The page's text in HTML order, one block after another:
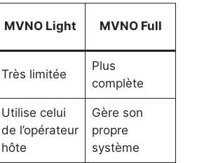
MVNO Light MVNO Full
Très limitée
Plus
complète
Utilise celui
de l’opérateur
hôte
Gère son
propre
système